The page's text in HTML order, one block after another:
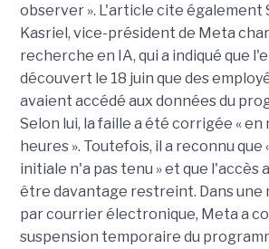
observer ». L'article cite également
Kasriel, vice-président de Meta
recherche en IA, qui a indiqué que
découvert le 18 juin que des
avaient accédé aux données du
Selon lui, la faille a été corrigée « en
heures ». Toutefois, il a reconnu
initiale n'a pas tenu » et que l'accès
être davantage restreint. Dans une
par courrier électronique, Meta a
suspension temporaire du